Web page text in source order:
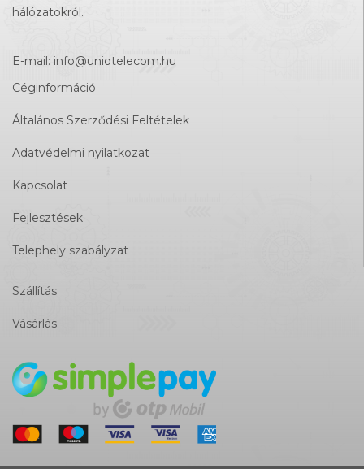
hálózatokról.
E-mail: info@uniotelecom.hu
Céginformáció
Általános Szerződési Feltételek
Adatvédelmi nyilatkozat
Kapcsolat
Fejlesztések
Telephely szabályzat
Szállítás
Vásárlás